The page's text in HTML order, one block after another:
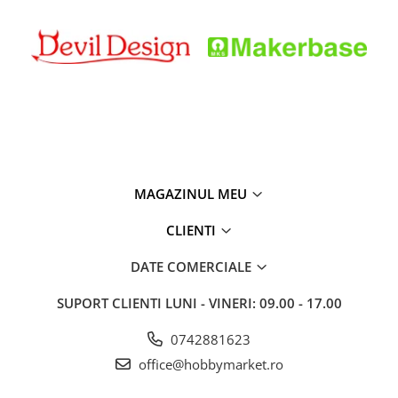
MAGAZINUL MEU
CLIENTI
DATE COMERCIALE
SUPORT CLIENTI LUNI - VINERI: 09.00 - 17.00
0742881623
office@hobbymarket.ro